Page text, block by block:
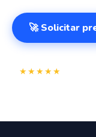
🚀 Solicitar
★★★★★